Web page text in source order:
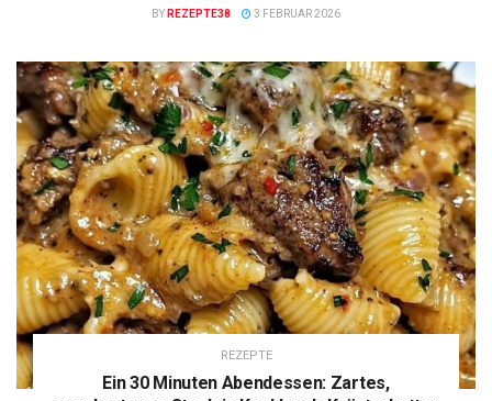
BY REZEPTE38 3 FEBRUAR 2026
REZEPTE
Ein 30 Minuten Abendessen: Zartes,